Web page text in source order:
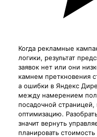
Когда рекламные
логики, результат
заявок нет или они
камнем преткновения
а ошибки в Яндекс
между намерением
посадочной
оптимизацию.
значит вернуть
планировать